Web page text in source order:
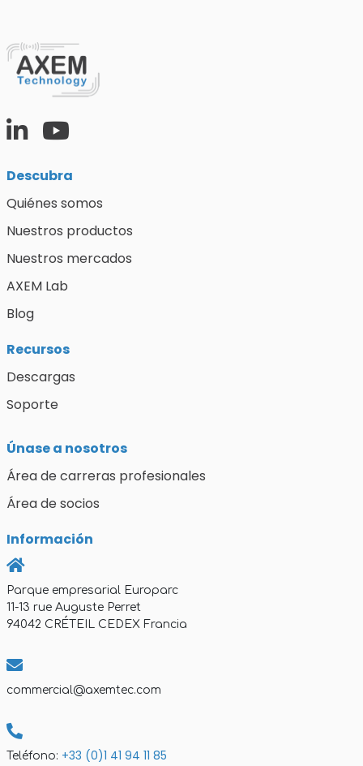
Descubra
Quiénes somos
Nuestros productos
Nuestros mercados
AXEM Lab
Blog
Recursos
Descargas
Soporte
Únase a nosotros
Área de carreras profesionales
Área de socios
Información
Parque empresarial Europarc
11-13 rue Auguste Perret
94042 CRÉTEIL CEDEX Francia
commercial@axemtec.com
Teléfono: +33 (0)1 41 94 11 85